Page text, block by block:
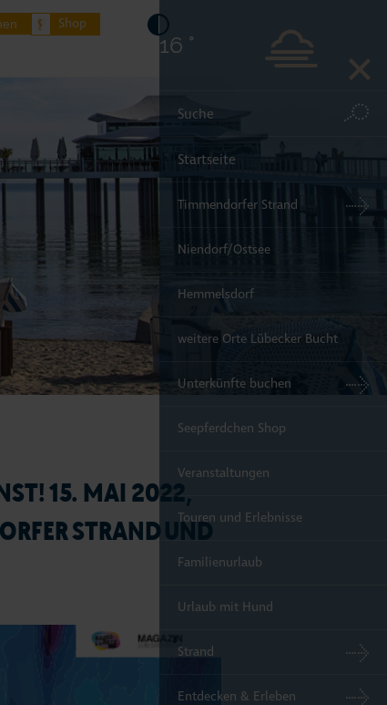
Shop
16 °
Startseite
Timmendorfer Strand
Niendorf/Ostsee
Hemmelsdorf
weitere Orte Lübecker Bucht
Unterkünfte buchen
Seepferdchen Shop
Veranstaltungen
Touren und Erlebnisse
Familienurlaub
Urlaub mit Hund
Strand
Entdecken & Erleben
15. MAI 2022,
STRAND UND